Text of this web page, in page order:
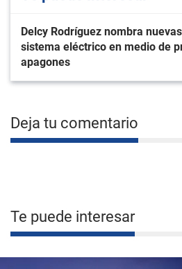
Delcy Rodríguez nombra
sistema eléctrico en medio de
apagones
Deja tu comentario
Te puede interesar